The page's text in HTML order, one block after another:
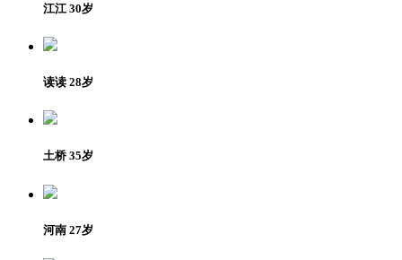
江江 30岁
读读 28岁
土桥 35岁
河南 27岁